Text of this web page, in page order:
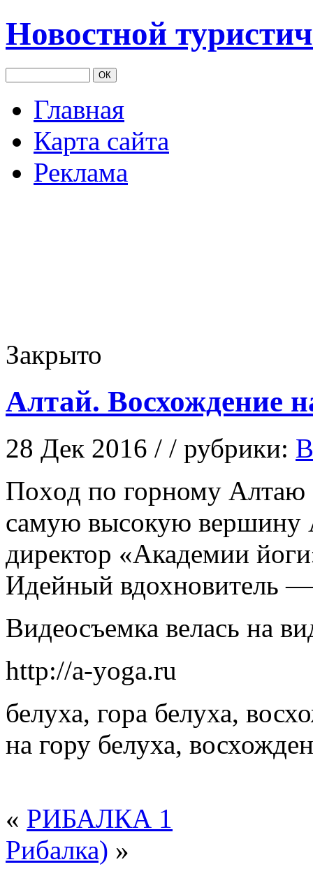
Новостной
Главная
Карта сайта
Реклама
Закрыто
Алтай. Восхождение
28 Дек 2016 / / рубрики:
Пoxoд по горному
самую высокую вершину
директор «Академии
Идейный вдохновитель
Видеосъемка велась на
http://a-yoga.ru
белуха, гора белуха,
на гору белуха,
« РИБАЛКА 1
Рибалка) »